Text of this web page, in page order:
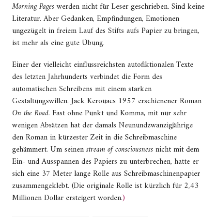
Morning Pageswerden nicht für Leser geschrieben. Sind keine
Literatur. Aber Gedanken, Empfindungen, Emotionen
ungezügelt in freiem Lauf des Stifts aufs Papier zu bringen,
ist mehr als eine gute Übung.
Einer der vielleicht einflussreichsten autofiktionalen Texte
des letzten Jahrhunderts verbindet die Form des
automatischen Schreibens mit einem starken
Gestaltungswillen. Jack Kerouacs 1957 erschienener Roman
On the Road. Fast ohne Punkt und Komma, mit nur sehr
wenigen Absätzen hat der damals Neunundzwanzigjährige
den Roman in kürzester Zeit in die Schreibmaschine
gehämmert. Um seinenstream of consciousnessnicht mit dem
Ein- und Ausspannen des Papiers zu unterbrechen, hatte er
sich eine 37 Meter lange Rolle aus Schreibmaschinenpapier
zusammengeklebt. (Die originale Rolle ist kürzlich für 2,43
Millionen Dollar ersteigert worden.)